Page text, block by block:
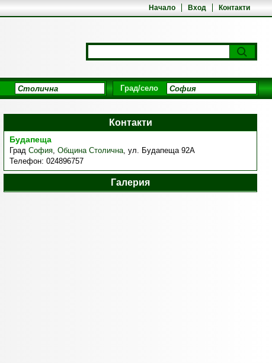
Начало Вход Контакти
Град/село
Контакти
Будапеща
Град София, Община Столична, ул. Будапеща 92А
Телефон: 024896757
Галерия